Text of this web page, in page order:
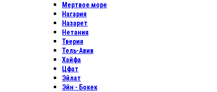
Мертвое море
Нагария
Назарет
Нетания
Тверия
Тель-Авив
Хайфа
Цфат
Эйлат
Эйн - Бокек